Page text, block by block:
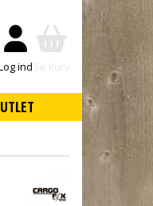
indSe Kurv